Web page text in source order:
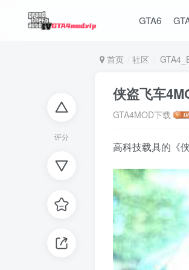
GTA6
评分
首页 社区
侠盗飞车
GTA4MOD下载
高科技载具的《